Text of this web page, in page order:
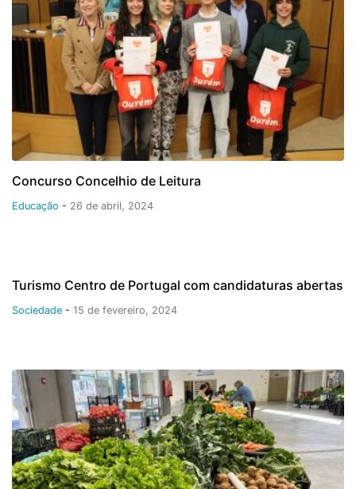
Concurso Concelhio de Leitura
Educação - 26 de abril, 2024
Turismo Centro de Portugal com candidaturas abertas
Sociedade - 15 de fevereiro, 2024